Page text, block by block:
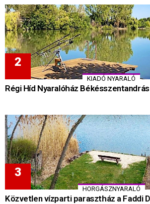
KIADÓ NYARALÓ
Régi Híd Nyaralóház
HORGÁSZNYARALÓ
Közvetlen vízparti parasztház a Faddi